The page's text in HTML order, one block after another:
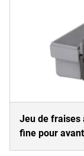
Jeu de fraises
fine pour